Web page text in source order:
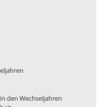
den Wechseljahren